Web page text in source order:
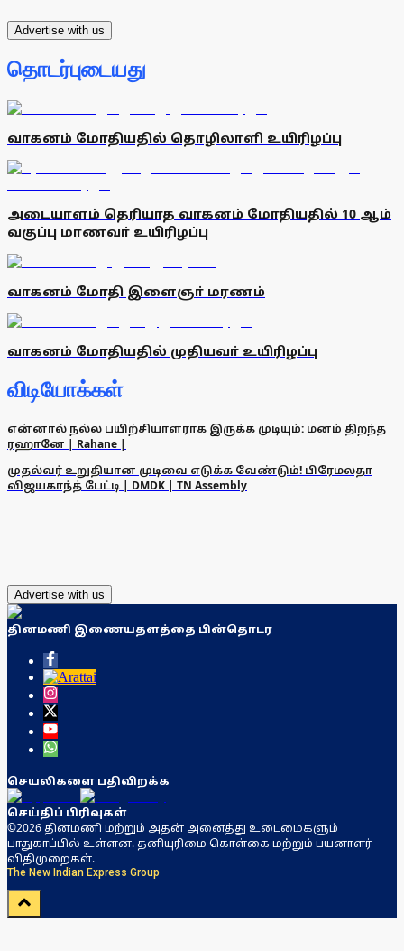
Advertise with us
தொடர்புடையது
வாகனம் மோதியதில் தொழிலாளி உயிரிழப்பு
அடையாளம் தெரியாத வாகனம் மோதியதில் 10 ஆம்
வகுப்பு மாணவா் உயிரிழப்பு
வாகனம் மோதி இளைஞா் மரணம்
வாகனம் மோதியதில் முதியவா் உயிரிழப்பு
விடியோக்கள்
என்னால் நல்ல பயிற்சியாளராக இருக்க முடியும்: மனம் திறந்த
ரஹானே | Rahane |
முதல்வர் உறுதியான முடிவை எடுக்க வேண்டும்! பிரேமலதா
விஜயகாந்த் பேட்டி | DMDK | TN Assembly
Advertise with us
தினமணி இணையதளத்தை பின்தொடர
செயலிகளை பதிவிறக்க
செய்திப் பிரிவுகள்
©2026 தினமணி மற்றும் அதன் அனைத்து உடைமைகளும்
பாதுகாப்பில் உள்ளன. தனியுரிமை கொள்கை மற்றும் பயனாளர்
விதிமுறைகள்.
The New Indian Express Group